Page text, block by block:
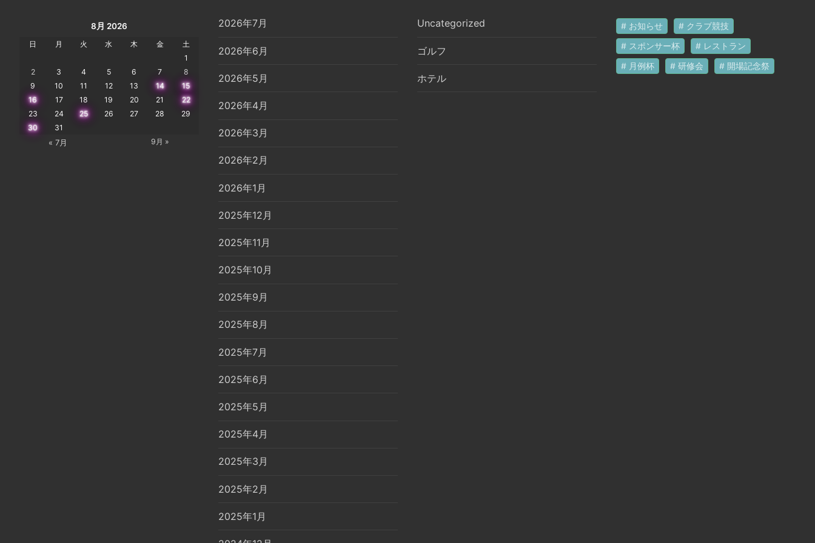
8月 2026
日 月 火 水 木 金
土
1
2
3 4 5 6 7
8
9
10 11 12 13 14
15
16
17 18 19 20 21
22
23
24 25 26 27 28
29
30
31
« 7月 9月 »
2026年7月
2026年6月
2026年5月
2026年4月
2026年3月
2026年2月
2026年1月
2025年12月
2025年11月
2025年10月
2025年9月
2025年8月
2025年7月
2025年6月
2025年5月
2025年4月
2025年3月
2025年2月
2025年1月
Uncategorized
ゴルフ
ホテル
お知らせ
クラブ競技
スポンサー杯
レストラン
月例杯
研修会 開場記念祭